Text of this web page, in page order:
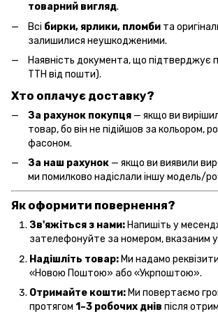
товарний вигляд.
Всі бирки, ярлики, пломби та
залишилися неушкодженими.
Наявність документа, що підтверджує
ТТН від пошти).
Хто оплачує доставку?
За рахунок покупця — якщо ви
товар, бо він не підійшов за кольором,
фасоном.
За наш рахунок — якщо ви виявили
ми помилково надіслали іншу модель/
Як оформити повернення?
Зв'яжіться з нами:Напишіть у
зателефонуйте за номером, вказаним
Надішліть товар: Ми надамо
«Новою Поштою» або «Укрпоштою».
Отримайте кошти: Ми повертаємо
протягом 1–3 робочих днів після